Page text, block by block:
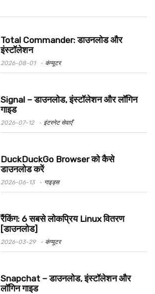
Total Commander: डाउनलोड और
इंस्टॉलेशन
2026-08-01 कंप्यूटर
Signal – डाउनलोड, इंस्टॉलेशन और लॉगिन
गाइड
2026-07-12 इंटरनेट सेवाएँ
DuckDuckGo Browser को कैसे
डाउनलोड करें
2026-06-13 गाइड्स
रैंकिंग: 6 सबसे लोकप्रिय Linux वितरण
[डाउनलोड]
2026-03-29 कंप्यूटर
Snapchat – डाउनलोड, इंस्टॉलेशन और
लॉगिन गाइड